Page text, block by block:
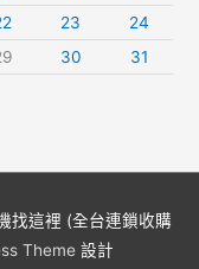
23
24
30 31
找這裡 (全台連鎖收購
Theme設計